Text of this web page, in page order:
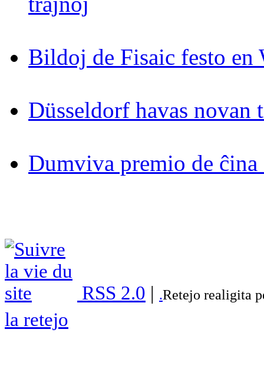
Bildoj de Fisaic festo en
Düsseldorf havas novan
Dumviva premio de
RSS 2.0 | .Retejo realigita
la retejo